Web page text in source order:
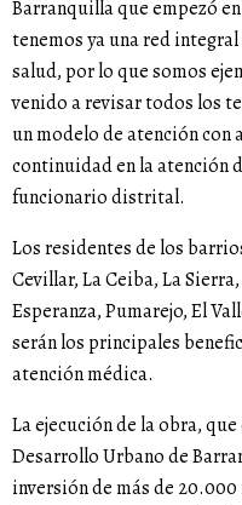
Barranquilla que empezó
tenemos ya una red
salud, por lo que somos
venido a revisar todos los
un modelo de atención
continuidad en la atención
funcionario distrital.
Los residentes de los
Cevillar, La Ceiba, La
Esperanza, Pumarejo, El
serán los principales
atención médica.
La ejecución de la obra,
Desarrollo Urbano de
inversión de más de